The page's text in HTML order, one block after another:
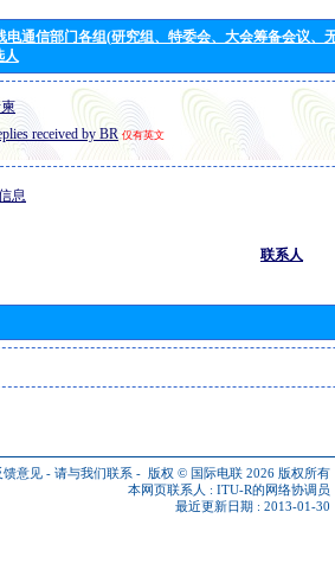
电通信部门各组(研究组、特委会、大会筹备会议、
人
received by BR 仅有英文
息
联系人
馈意见 - 请与我们联系 - 版权 © 国际电联 2026 版权所有
本网页联系人 : ITU-R的网络协调员
最近更新日期 : 2013-01-30